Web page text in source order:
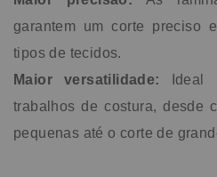
garantem um corte preciso
tipos de tecidos.
Maior versatilidade: Ideal
trabalhos de costura, desde
pequenas até o corte de